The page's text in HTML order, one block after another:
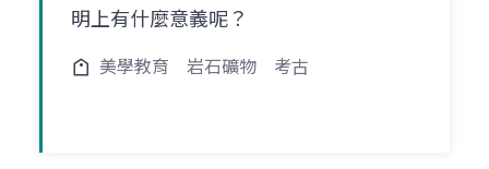
明上有什麼意義呢？
美學教育 岩石礦物 考古